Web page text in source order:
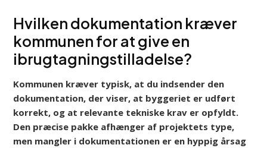
Hvilken dokumentation kræver
kommunen for at give en
ibrugtagningstilladelse?
Kommunen kræver typisk, at du indsender den
dokumentation, der viser, at byggeriet er udført
korrekt, og at relevante tekniske krav er opfyldt.
Den præcise pakke afhænger af projektets type,
men mangler i dokumentationen er en hyppig årsag